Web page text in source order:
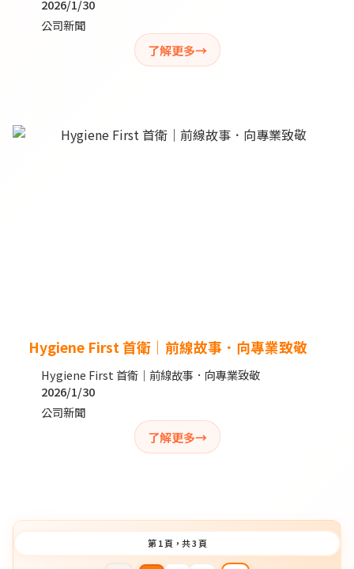
2026/1/30
公司新聞
了解更多
Hygiene First 首衛｜前線故事．向專業致敬
Hygiene First 首衛｜前線故事．向專業致敬
2026/1/30
公司新聞
了解更多
第 1 頁，共 3 頁